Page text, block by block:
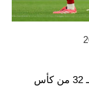
ضمن منتخب الأرجنتين التأهل إلى دور الـ 32 من كأس